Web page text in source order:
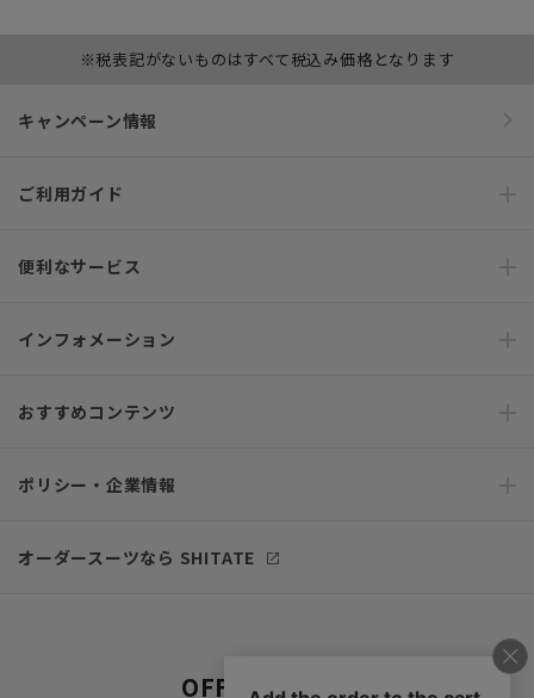
※税表記がないものはすべて税込み価格となります
キャンペーン情報
ご利用ガイド
便利なサービス
インフォメーション
おすすめコンテンツ
ポリシー・企業情報
オーダースーツなら SHITATE
OFFICIAL SNS